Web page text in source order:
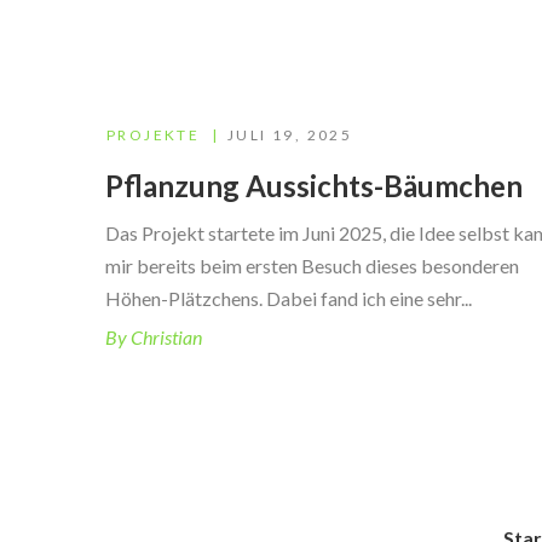
PROJEKTE JULI 19, 2025
Pflanzung Aussichts-Bäumchen
Das Projekt startete im Juni 2025, die Idee selbst
mir bereits beim ersten Besuch dieses besonderen
Höhen-Plätzchens. Dabei fand ich eine sehr...
By Christian